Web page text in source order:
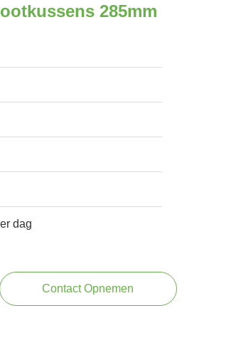
285mm
dag
Contact Opnemen